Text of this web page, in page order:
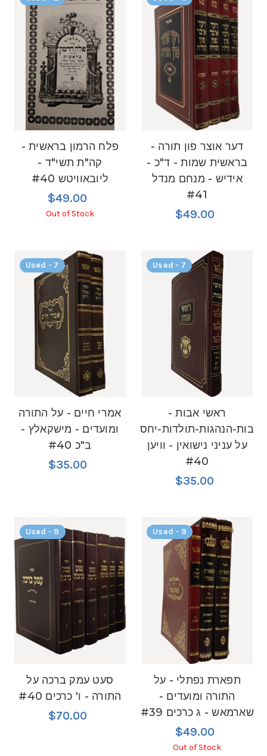
פלח הרמון בראשית -
קה"ת תשי"ד -
ליובאוויטש #40
$49.00
Out of Stock
דער אוצר פון תורה -
בראשית שמות - ד"כ -
אידיש - מנחם מנדל
#41
$49.00
Used - 7
אמרי חיים - על התורה
ומועדים - מישקאלץ -
ב"כ #40
$35.00
Used - 7
ראשי אבות -
הנהגות-תולדות-יחס
על עניני נישואין - וויען
#40
$35.00
Used - 9
סעט עמק ברכה על
התורה - ו' כרכים #40
$70.00
Used - 9
תפארת נפתלי - על
התורה ומועדים -
שארמאש - ג כרכים #39
$49.00
Out of Stock